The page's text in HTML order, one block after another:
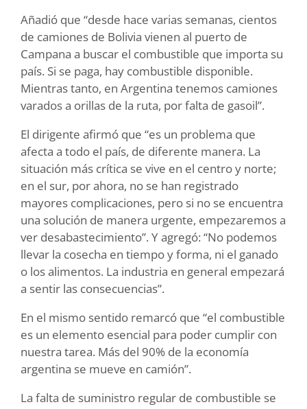
Añadió que “desde hace varias semanas, cientos
de camiones de Bolivia vienen al puerto de
Campana a buscar el combustible que importa su
país. Si se paga, hay combustible disponible.
Mientras tanto, en Argentina tenemos camiones
varados a orillas de la ruta, por falta de gasoil”.
El dirigente afirmó que “es un problema que
afecta a todo el país, de diferente manera. La
situación más crítica se vive en el centro y norte;
en el sur, por ahora, no se han registrado
mayores complicaciones, pero si no se encuentra
una solución de manera urgente, empezaremos a
ver desabastecimiento”. Y agregó: “No podemos
llevar la cosecha en tiempo y forma, ni el ganado
o los alimentos. La industria en general empezará
a sentir las consecuencias”.
En el mismo sentido remarcó que “el combustible
es un elemento esencial para poder cumplir con
nuestra tarea. Más del 90% de la economía
argentina se mueve en camión”.
La falta de suministro regular de combustible se